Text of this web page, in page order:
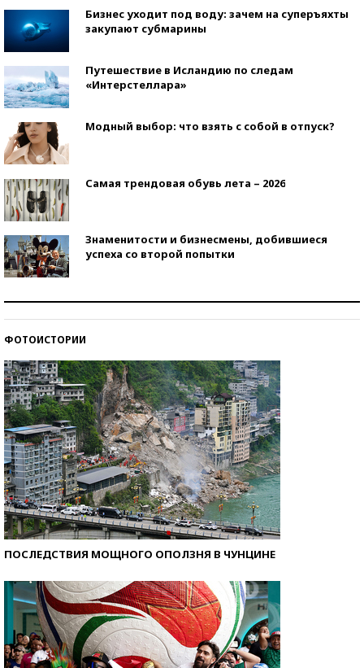
Бизнес уходит под воду: зачем на суперъяхты
закупают субмарины
Путешествие в Исландию по следам
«Интерстеллара»
Модный выбор: что взять с собой в отпуск?
Самая трендовая обувь лета – 2026
Знаменитости и бизнесмены, добившиеся
успеха со второй попытки
ФОТОИСТОРИИ
ПОСЛЕДСТВИЯ МОЩНОГО ОПОЛЗНЯ В ЧУНЦИНЕ